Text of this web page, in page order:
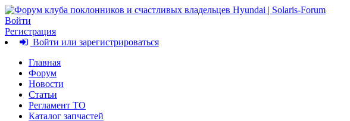
Войти
Регистрация
Войти или зарегистрироваться
Главная
Форум
Новости
Статьи
Регламент ТО
Каталог запчастей